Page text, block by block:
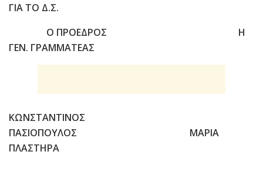
ΓΙΑ ΤΟ Δ.Σ.
Ο ΠΡΟΕΔΡΟΣ Η
ΓΕΝ. ΓΡΑΜΜΑΤΕΑΣ
ΚΩΝΣΤΑΝΤΙΝΟΣ
ΠΑΣΙΟΠΟΥΛΟΣ ΜΑΡΙΑ
ΠΛΑΣΤΗΡΑ